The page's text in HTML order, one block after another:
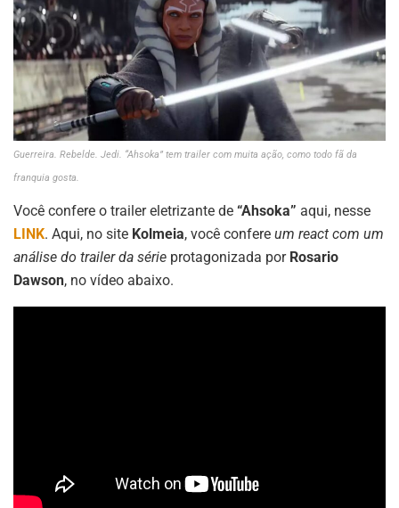
Guerreira. Rebelde. Jedi. “Ahsoka” tem trailer com muita ação, como todo fã da
franquia gosta.
Você confere o trailer eletrizante de “Ahsoka” aqui, nesse
LINK. Aqui, no site Kolmeia, você confere um react com um
análise do trailer da série protagonizada por Rosario
Dawson, no vídeo abaixo.